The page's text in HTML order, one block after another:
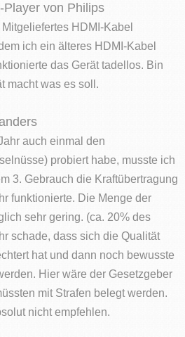
Player von Philips
HDMI-Kabel
ich ein älteres HDMI-Kabel
das Gerät tadellos. Bin
macht was es soll.
auch einmal den
probiert habe, musste ich
3. Gebrauch die Kraftübertragung
funktionierte. Die Menge der
sehr gering. (ca. 20% des
schade, dass sich die Qualität
hat und dann noch bewusste
Hier wäre der Gesetzgeber
mit Strafen belegt werden.
nicht empfehlen.